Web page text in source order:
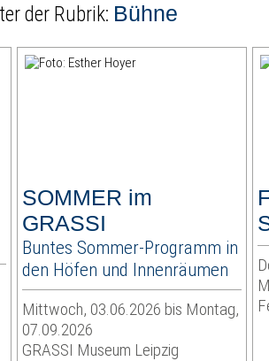
der Rubrik: Bühne
SOMMER im
GRASSI
Buntes Sommer-Programm in
den Höfen und Innenräumen
Mittwoch, 03.06.2026 bis Montag,
07.09.2026
GRASSI Museum Leipzig